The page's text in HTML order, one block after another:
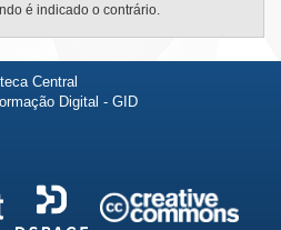
é indicado o contrário.
Central
Digital - GID